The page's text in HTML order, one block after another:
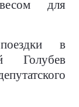
для
в
Голубев